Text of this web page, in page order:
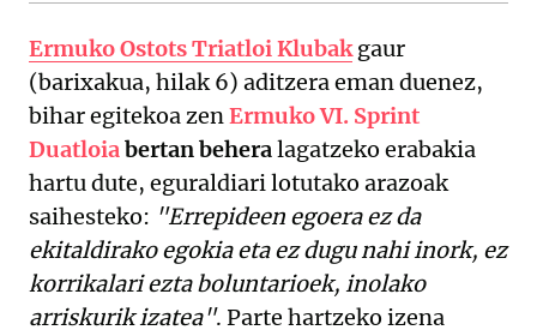
Ermuko Ostots Triatloi Klubakgaur
(barixakua, hilak 6) aditzera eman duenez,
bihar egitekoa zenErmuko VI. Sprint
Duatloiabertan beheralagatzeko erabakia
hartu dute, eguraldiari lotutako arazoak
saihesteko: "Errepideen egoera ez da
ekitaldirako egokia eta ez dugu nahi inork, ez
korrikalari ezta boluntarioek, inolako
arriskurik izatea". Parte hartzeko izena